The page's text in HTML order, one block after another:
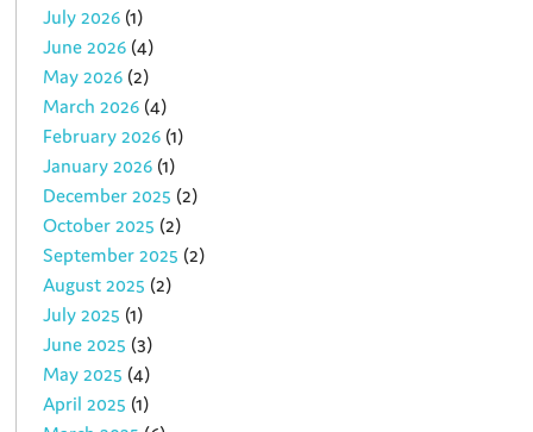
July 2026 (1)
June 2026 (4)
May 2026 (2)
March 2026 (4)
February 2026 (1)
January 2026 (1)
December 2025 (2)
October 2025 (2)
September 2025 (2)
August 2025 (2)
July 2025 (1)
June 2025 (3)
May 2025 (4)
April 2025 (1)